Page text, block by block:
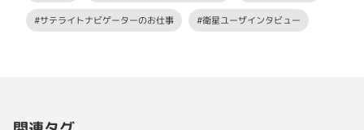
#サテライトナビゲーターのお仕事 #衛星ユーザインタビュー